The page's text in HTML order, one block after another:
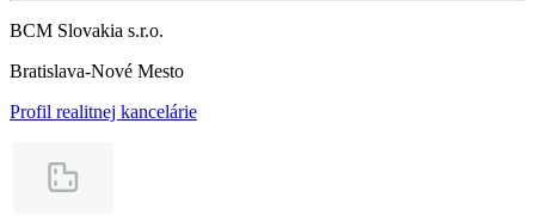
BCM Slovakia s.r.o.
Bratislava-Nové Mesto
Profil realitnej kancelárie